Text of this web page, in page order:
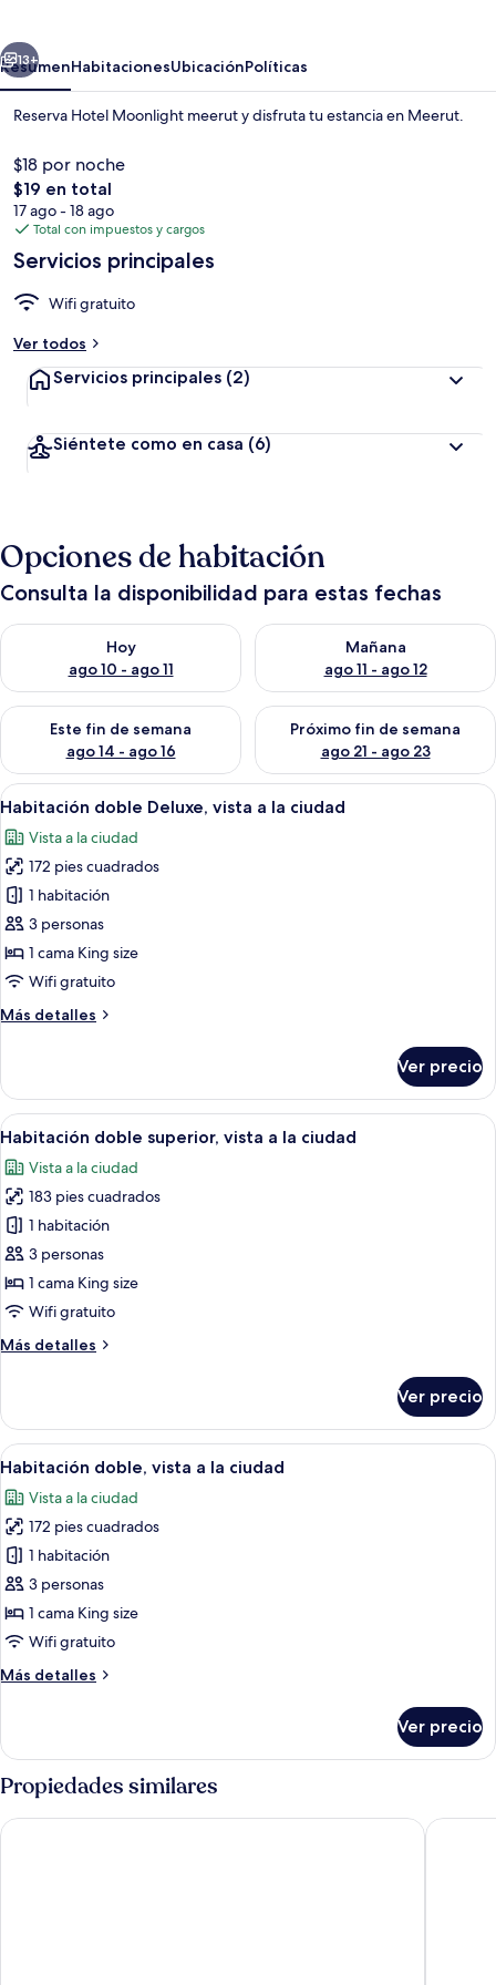
Siguiente
13+
ResumenHabitacionesUbicaciónPolíticas
Reserva Hotel Moonlight meerut y disfruta tu estancia en Meerut.
$18 por noche
El
precio
total
de
$19 en total
17 ago - 18 ago
Total con impuestos y cargos
Servicios principales
Wifi gratuito
Ver todos
Servicios principales (2)
Siéntete como en casa (6)
Opciones de habitación
Consulta la disponibilidad para estas fechas
Hoy
ago 10 - ago 11
Consulta la disponibilidad para hoy ago 10 - ago 11
Mañana
ago 11 - ago 12
Consulta la disponibilidad
Este fin de semana
ago 14 - ago 16
Consulta la disponibilidad para este fin de semana ago 14 -
Próximo fin de semana
ago 21 - ago 23
Consulta la disponibilidad
Abrir
todas
las
fotos
de
Habitación
doble
Deluxe,
a
Una habitación de hotel con cama,
4
Habitación doble Deluxe, vista a la ciudad
Vista a la ciudad
172 pies cuadrados
1 habitación
3 personas
1 cama King size
Wifi gratuito
Más detalles
Más
doble
Deluxe,
vista
la
ciudad
Ver precio
Abrir
todas
las
fotos
de
Habitación
doble
superior,
a
Un dormitorio con cama, cortinas,
2
Habitación doble superior, vista a la ciudad
Vista a la ciudad
183 pies cuadrados
1 habitación
3 personas
1 cama King size
Wifi gratuito
Más detalles
Más
doble
superior,
vista
la
ciudad
Ver precio
Abrir
todas
las
fotos
de
Habitación
doble,
vista
la
Una habitación con una cama, una
2
Habitación doble, vista a la ciudad
Vista a la ciudad
172 pies cuadrados
1 habitación
3 personas
1 cama King size
Wifi gratuito
Más detalles
Más
doble,
vista
a
ciudad
Ver precio
Propiedades similares
Grand 5 Resort The